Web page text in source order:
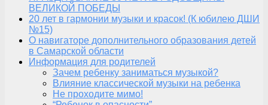
ВЕЛИКОЙ ПОБЕДЫ
20 лет в гармонии музыки и красок! (К юбилею ДШИ
№15)
О навигаторе дополнительного образования детей
в Самарской области
Информация для родителей
Зачем ребенку заниматься музыкой?
Влияние классической музыки на ребенка
Не проходите мимо!